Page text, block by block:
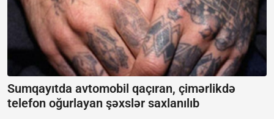
Sumqayıtda avtomobil qaçıran, çimərlikdə
telefon oğurlayan şəxslər saxlanılıb